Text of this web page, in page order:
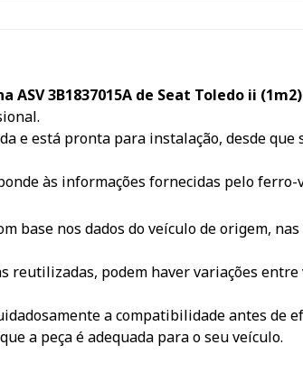
3B1837015A de Seat Toledo ii (1m2)
e está pronta para instalação, desde
às informações fornecidas pelo ferro-
base nos dados do veículo de origem,
reutilizadas, podem haver variações
a compatibilidade antes de
a peça é adequada para o seu veículo.